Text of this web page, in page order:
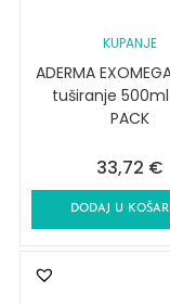
KUPANJE
ADERMA
tuširanje 500ml
PACK
33,72 €
DODAJ U